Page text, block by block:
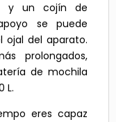
y un cojín de
se puede
del aparato.
prolongados,
de mochila
L.
eres capaz